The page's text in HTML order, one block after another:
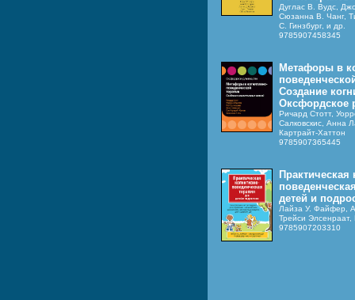
Дуглас В. Вудс,
Сюзанна В. Чанг,
С. Гинзбург, и др.
9785907458345
Метафоры в
Создание
Оксфордское
Ричард Стотт,
Салковскис, Анна
Картрайт-Хаттон
9785907365445
Практическая
детей и
Лайза У. Файфер,
Трейси Элсенраат,
9785907203310